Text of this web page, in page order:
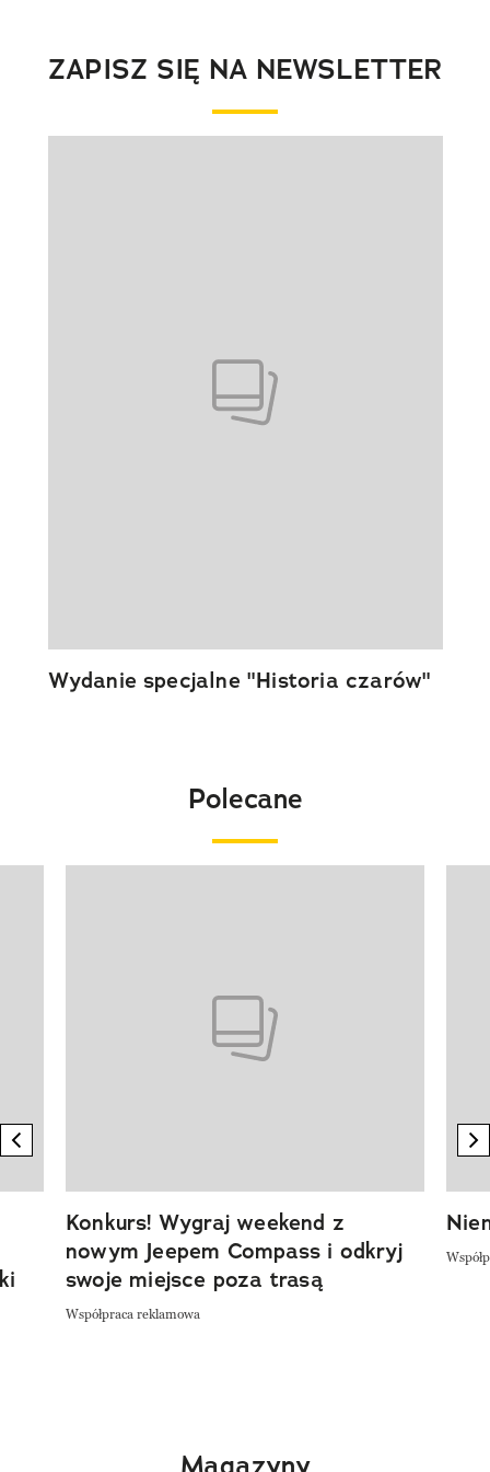
ZAPISZ SIĘ NA NEWSLETTER
Wydanie specjalne "Historia czarów"
Polecane
previous element
Konkurs! Wygraj weekend z
nowym Jeepem Compass i odkryj
swoje miejsce poza trasą
Współpraca reklamowa